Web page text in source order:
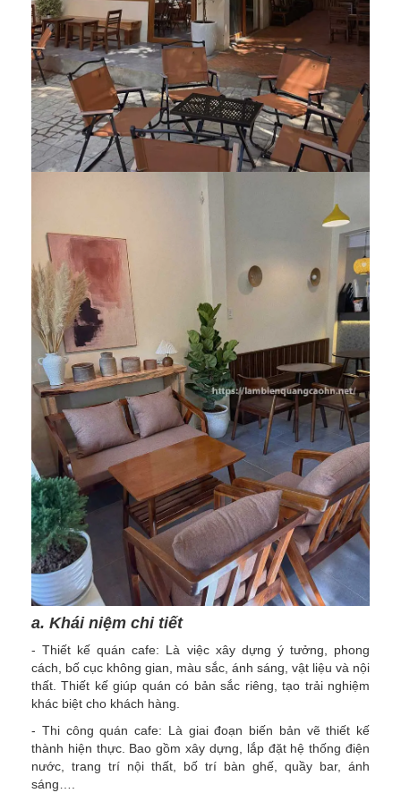
a. Khái niệm chi tiết
- Thiết kế quán cafe: Là việc xây dựng ý tưởng, phong
cách, bố cục không gian, màu sắc, ánh sáng, vật liệu và nội
thất. Thiết kế giúp quán có bản sắc riêng, tạo trải nghiệm
khác biệt cho khách hàng.
- Thi công quán cafe: Là giai đoạn biến bản vẽ thiết kế
thành hiện thực. Bao gồm xây dựng, lắp đặt hệ thống điện
nước, trang trí nội thất, bố trí bàn ghế, quầy bar, ánh
sáng….